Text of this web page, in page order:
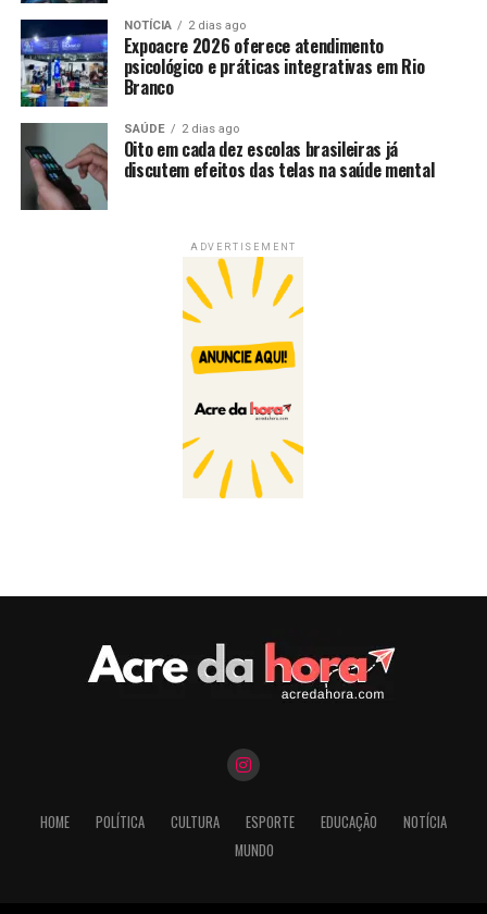
NOTÍCIA 2 dias ago
Expoacre 2026 oferece atendimento
psicológico e práticas integrativas em Rio
Branco
SAÚDE 2 dias ago
Oito em cada dez escolas brasileiras já
discutem efeitos das telas na saúde mental
ADVERTISEMENT
HOME POLÍTICA CULTURA ESPORTE EDUCAÇÃO
NOTÍCIA
MUNDO